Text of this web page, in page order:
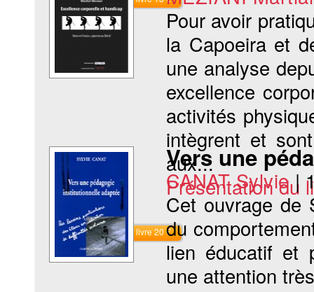
Pour avoir
la Capoeira et
une analyse
excellence
activités
intègrent et
aux...
Présentation du
Commander le livre 20 €
Vers une
CANAT Sylvie |
Cet ouvrage de
du
lien éducatif et
une attention